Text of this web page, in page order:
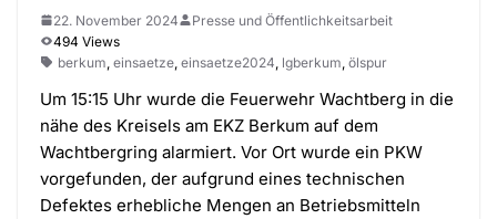
22. November 2024
Presse und Öffentlichkeitsarbeit
494 Views
berkum einsaetze einsaetze2024 lgberkum ölspur
Um 15:15 Uhr wurde die Feuerwehr Wachtberg in die
nähe des Kreisels am EKZ Berkum auf dem
Wachtbergring alarmiert. Vor Ort wurde ein PKW
vorgefunden, der aufgrund eines technischen
Defektes erhebliche Mengen an Betriebsmitteln